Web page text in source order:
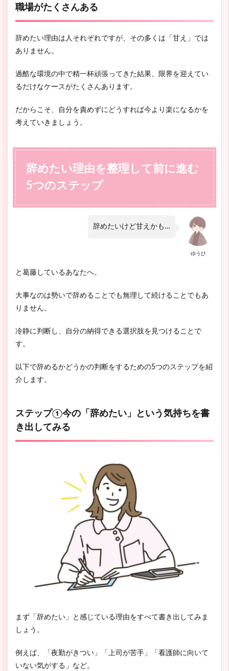
職場がたくさんある
辞めたい理由は人それぞれですが、その多くは「甘え」では
ありません。
過酷な環境の中で精一杯頑張ってきた結果、限界を迎えてい
るだけなケースがたくさんあります。
だからこそ、自分を責めずにどうすれば今より楽になるかを
考えていきましょう。
辞めたい理由を整理して前に進む
5つのステップ
ゆうひ
辞めたいけど甘えかも…
と葛藤しているあなたへ。
大事なのは勢いで辞めることでも無理して続けることでもあ
りません。
冷静に判断し、自分の納得できる選択肢を見つけることで
す。
以下で辞めるかどうかの判断をするための5つのステップを紹
介します。
ステップ①今の「辞めたい」という気持ちを書
き出してみる
まず「辞めたい」と感じている理由をすべて書き出してみま
しょう。
例えば、「夜勤がきつい」「上司が苦手」「看護師に向いて
いない気がする」など。